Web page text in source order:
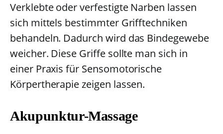
Verklebte oder verfestigte Narben lassen
sich mittels bestimmter Grifftechniken
behandeln. Dadurch wird das Bindegewebe
weicher. Diese Griffe sollte man sich in
einer Praxis für Sensomotorische
Körpertherapie zeigen lassen.
Akupunktur-Massage